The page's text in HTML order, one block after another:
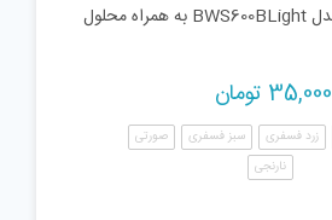
ژل بازی واتر تپلی مدل BWS600BLight به همراه محلول
35,000 تومان
زرد فسفری سبز فسفری
صورتی
نارنجی